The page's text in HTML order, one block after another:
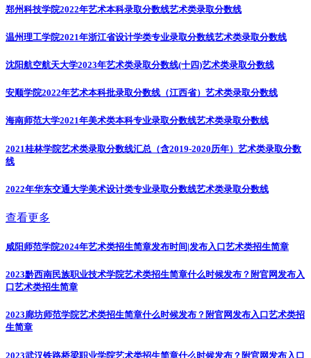
郑州科技学院2022年艺术本科录取分数线艺术类录取分数线
温州理工学院2021年浙江省设计学类专业录取分数线艺术类录取分数线
沈阳航空航天大学2023年艺术类录取分数线(十四)艺术类录取分数线
安顺学院2022年艺术本科批录取分数线（江西省） 艺术类录取分数线
海南师范大学2021年美术类本科专业录取分数线艺术类录取分数线
2021桂林学院艺术类录取分数线汇总（含2019-2020历年） 艺术类录取分数
线
2022年华东交通大学美术设计类专业录取分数线艺术类录取分数线
查看更多
咸阳师范学院2024年艺术类招生简章发布时间|发布入口艺术类招生简章
2023黔西南民族职业技术学院艺术类招生简章什么时候发布？附官网发布入
口艺术类招生简章
2023廊坊师范学院艺术类招生简章什么时候发布？附官网发布入口艺术类招
生简章
2023武汉铁路桥梁职业学院艺术类招生简章什么时候发布？附官网发布入口